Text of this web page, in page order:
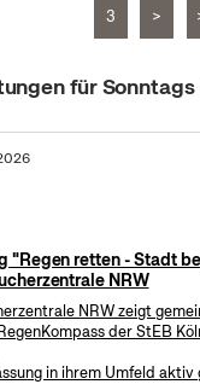
3 >
für Sonntags
"Regen retten - Stadt
NRW
NRW zeigt
der StEB
in ihrem Umfeld aktiv